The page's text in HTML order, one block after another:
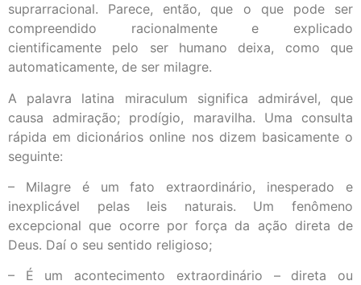
suprarracional. Parece, então, que o que pode ser
compreendido racionalmente e explicado
cientificamente pelo ser humano deixa, como que
automaticamente, de ser milagre.
A palavra latina miraculum significa admirável, que
causa admiração; prodígio, maravilha. Uma consulta
rápida em dicionários online nos dizem basicamente o
seguinte:
– Milagre é um fato extraordinário, inesperado e
inexplicável pelas leis naturais. Um fenômeno
excepcional que ocorre por força da ação direta de
Deus. Daí o seu sentido religioso;
– É um acontecimento extraordinário – direta ou